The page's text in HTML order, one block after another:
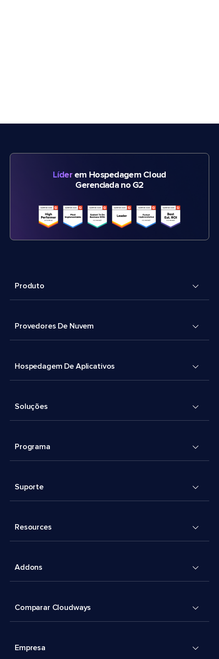
Líderem Hospedagem Cloud
Gerenciada no G2
Produto
Provedores De Nuvem
Hospedagem De Aplicativos
Soluções
Programa
Suporte
Resources
Addons
Comparar Cloudways
Empresa